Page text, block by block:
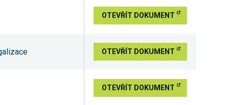
OTEVŘÍT DOKUMENT
OTEVŘÍT DOKUMENT
OTEVŘÍT DOKUMENT